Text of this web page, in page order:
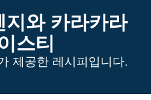
지와 카라카라
스티
제공한 레시피입니다.